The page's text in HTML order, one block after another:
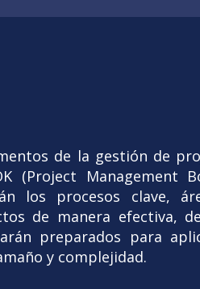
de la gestión de
(Project Management
los procesos clave,
de manera efectiva,
preparados para
y complejidad.